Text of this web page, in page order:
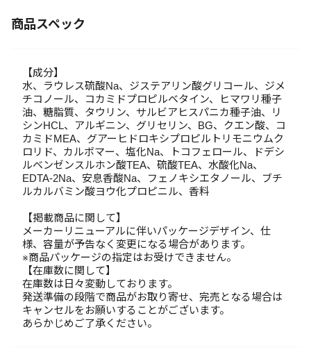
商品スペック
【成分】
水、ラウレス硫酸Na、ジステアリン酸グリコール、ジメ
チコノール、コカミドプロピルベタイン、ヒマワリ種子
油、糖脂質、タウリン、サルビアヒスパニカ種子油、リ
シンHCL、アルギニン、グリセリン、BG、クエン酸、コ
カミドMEA、グアーヒドロキシプロピルトリモニウムク
ロリド、カルボマー、塩化Na、トコフェロール、ドデシ
ルベンゼンスルホン酸TEA、硫酸TEA、水酸化Na、
EDTA-2Na、安息香酸Na、フェノキシエタノール、ブチ
ルカルバミン酸ヨウ化プロピニル、香料
【掲載商品に関して】
メーカーリニューアルに伴いパッケージデザイン、仕
様、容量が予告なく変更になる場合があります。
※商品パッケージの指定はお受けできません。
【在庫数に関して】
在庫数は日々変動しております。
発送準備の段階で商品がお取り寄せ、完売となる場合は
キャンセルをお願いすることがございます。
あらかじめご了承ください。